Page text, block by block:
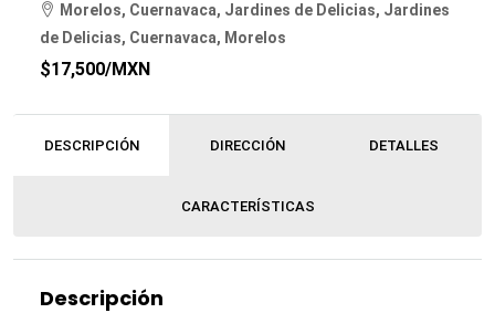
Morelos, Cuernavaca, Jardines de Delicias, Jardines
de Delicias, Cuernavaca, Morelos
$17,500/MXN
DESCRIPCIÓN DIRECCIÓN DETALLES
CARACTERÍSTICAS
Descripción